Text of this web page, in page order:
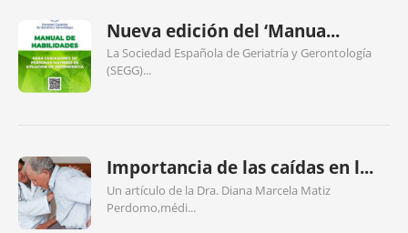
Nueva edición del ‘Manua...
La Sociedad Española de Geriatría y Gerontología
(SEGG)...
Importancia de las caídas en l...
Un artículo de la Dra. Diana Marcela Matiz
Perdomo,médi...